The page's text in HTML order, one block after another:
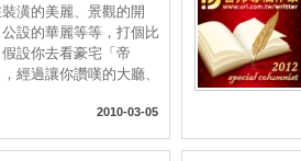
潢的美麗、景觀的開
公設的華麗等等，打個比
設你去看豪宅「帝
經過讓你讚嘆的大廳、
2010-03-05